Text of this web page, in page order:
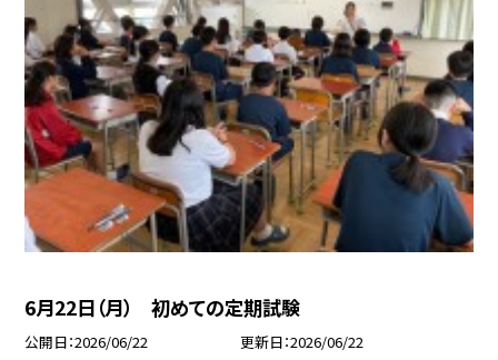
6月22日（月） 初めての定期試験
公開日 2026/06/22 更新日 2026/06/22